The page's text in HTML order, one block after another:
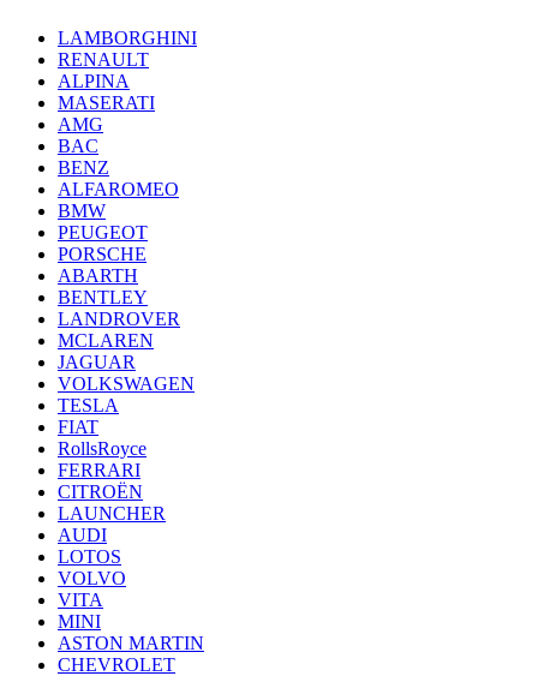
LAMBORGHINI
RENAULT
ALPINA
MASERATI
AMG
BAC
BENZ
ALFAROMEO
BMW
PEUGEOT
PORSCHE
ABARTH
BENTLEY
LANDROVER
MCLAREN
JAGUAR
VOLKSWAGEN
TESLA
FIAT
RollsRoyce
FERRARI
CITROËN
LAUNCHER
AUDI
LOTOS
VOLVO
VITA
MINI
ASTON MARTIN
CHEVROLET